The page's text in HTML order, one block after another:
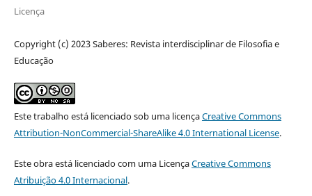
Licença
Copyright (c) 2023 Saberes: Revista interdisciplinar de Filosofia e
Educação
Este trabalho está licenciado sob uma licençaCreative Commons
Attribution-NonCommercial-ShareAlike 4.0 International License.
Este obra está licenciado com uma LicençaCreative Commons
Atribuição 4.0 Internacional.